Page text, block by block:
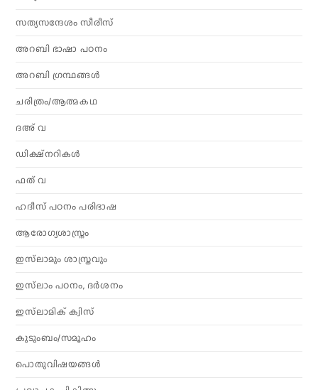
സത്യസന്ദേശം സീരീസ്
അറബി ഭാഷാ പഠനം
അറബി ഗ്രന്ഥങ്ങൾ
ചരിത്രം/ആത്മകഥ
ദഅ് വ
ഡിക്ഷ്നറികൾ
ഫത് വ
ഹദീസ് പഠനം പരിഭാഷ
ആരോഗ്യശാസ്ത്രം
ഇസ്‌ലാമും ശാസ്ത്രവും
ഇസ്‌ലാം പഠനം, ദർശനം
ഇസ്‌ലാമിക് ക്വിസ്
കുടുംബം/സമൂഹം
പൊതുവിഷയങ്ങൾ